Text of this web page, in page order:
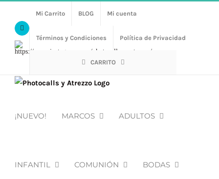
contenidoFacebook
Https://www.instagram.com/photocalls_y_atrezzo/
Mi Carrito BLOG Mi cuenta
Términos y Condiciones Política de Privacidad
CARRITO
¡NUEVO! MARCOS ADULTOS
INFANTIL COMUNIÓN BODAS